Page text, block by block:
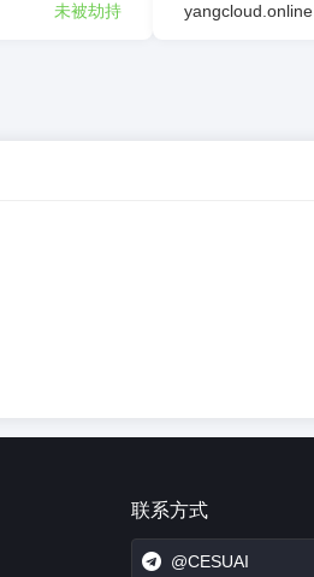
未被劫持 yangcloud.online
联系方式
@CESUAI